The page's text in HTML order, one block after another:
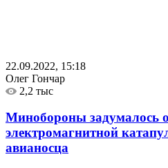
22.09.2022, 15:18
Олег Гончар
2,2 тыс
Минобороны задумалось
электромагнитной
авианосца